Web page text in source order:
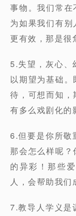
事物。我们常
为如果我们有别
更有效，那是很
5.失望，灰心
以期望为基础
待，可想而知，
有多么戏剧化的
6.但要是你所敬
那会怎么样呢
的异彩！那些
人，会帮助我
7.教导人学义是